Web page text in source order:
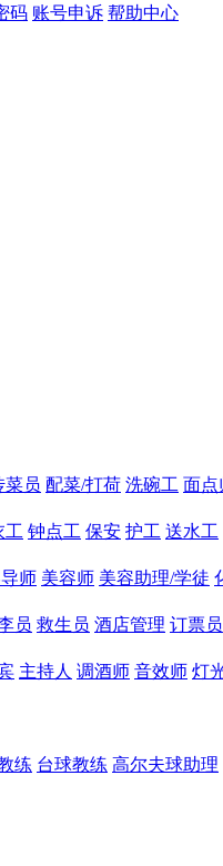
码 账号申诉 帮助中心
菜员 配菜/打荷 洗碗工 面点
工 钟点工 保安 护工 送水工
师 美容师 美容助理/学徒
员 救生员 酒店管理 订票员
主持人 调酒师 音效师 灯
练 台球教练 高尔夫球助理